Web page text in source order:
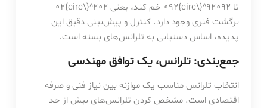
تا 92∘92^{\circ}
92
∘ خم کند، یعنی 2∘2^{\circ}
2
∘
برگشت فنری وجود دارد. کنترل و پیش‌بینی دقیق این
پدیده، اساس دستیابی به تلرانس‌های بسته است.
جمع‌بندی: تلرانس، یک توافق مهندسی
انتخاب تلرانس مناسب یک موازنه بین نیاز فنی و صرفه
اقتصادی است. مشخص کردن تلرانس‌های بیش از حد